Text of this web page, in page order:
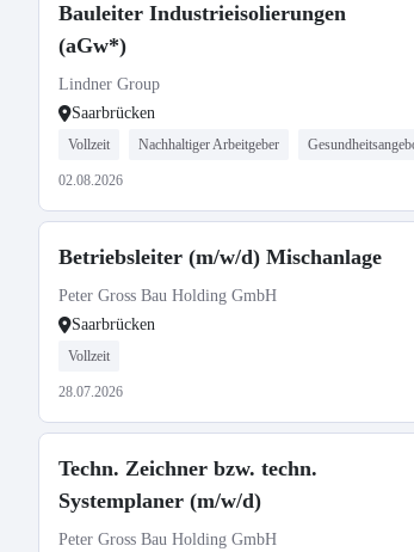
Bauleiter Industrieisolierungen
(aGw*)
Lindner Group
Saarbrücken
Vollzeit Nachhaltiger Arbeitgeber
02.08.2026
Betriebsleiter (m/w/d) Mischanlage
Peter Gross Bau Holding GmbH
Saarbrücken
Vollzeit
28.07.2026
Techn. Zeichner bzw. techn.
Systemplaner (m/w/d)
Peter Gross Bau Holding GmbH